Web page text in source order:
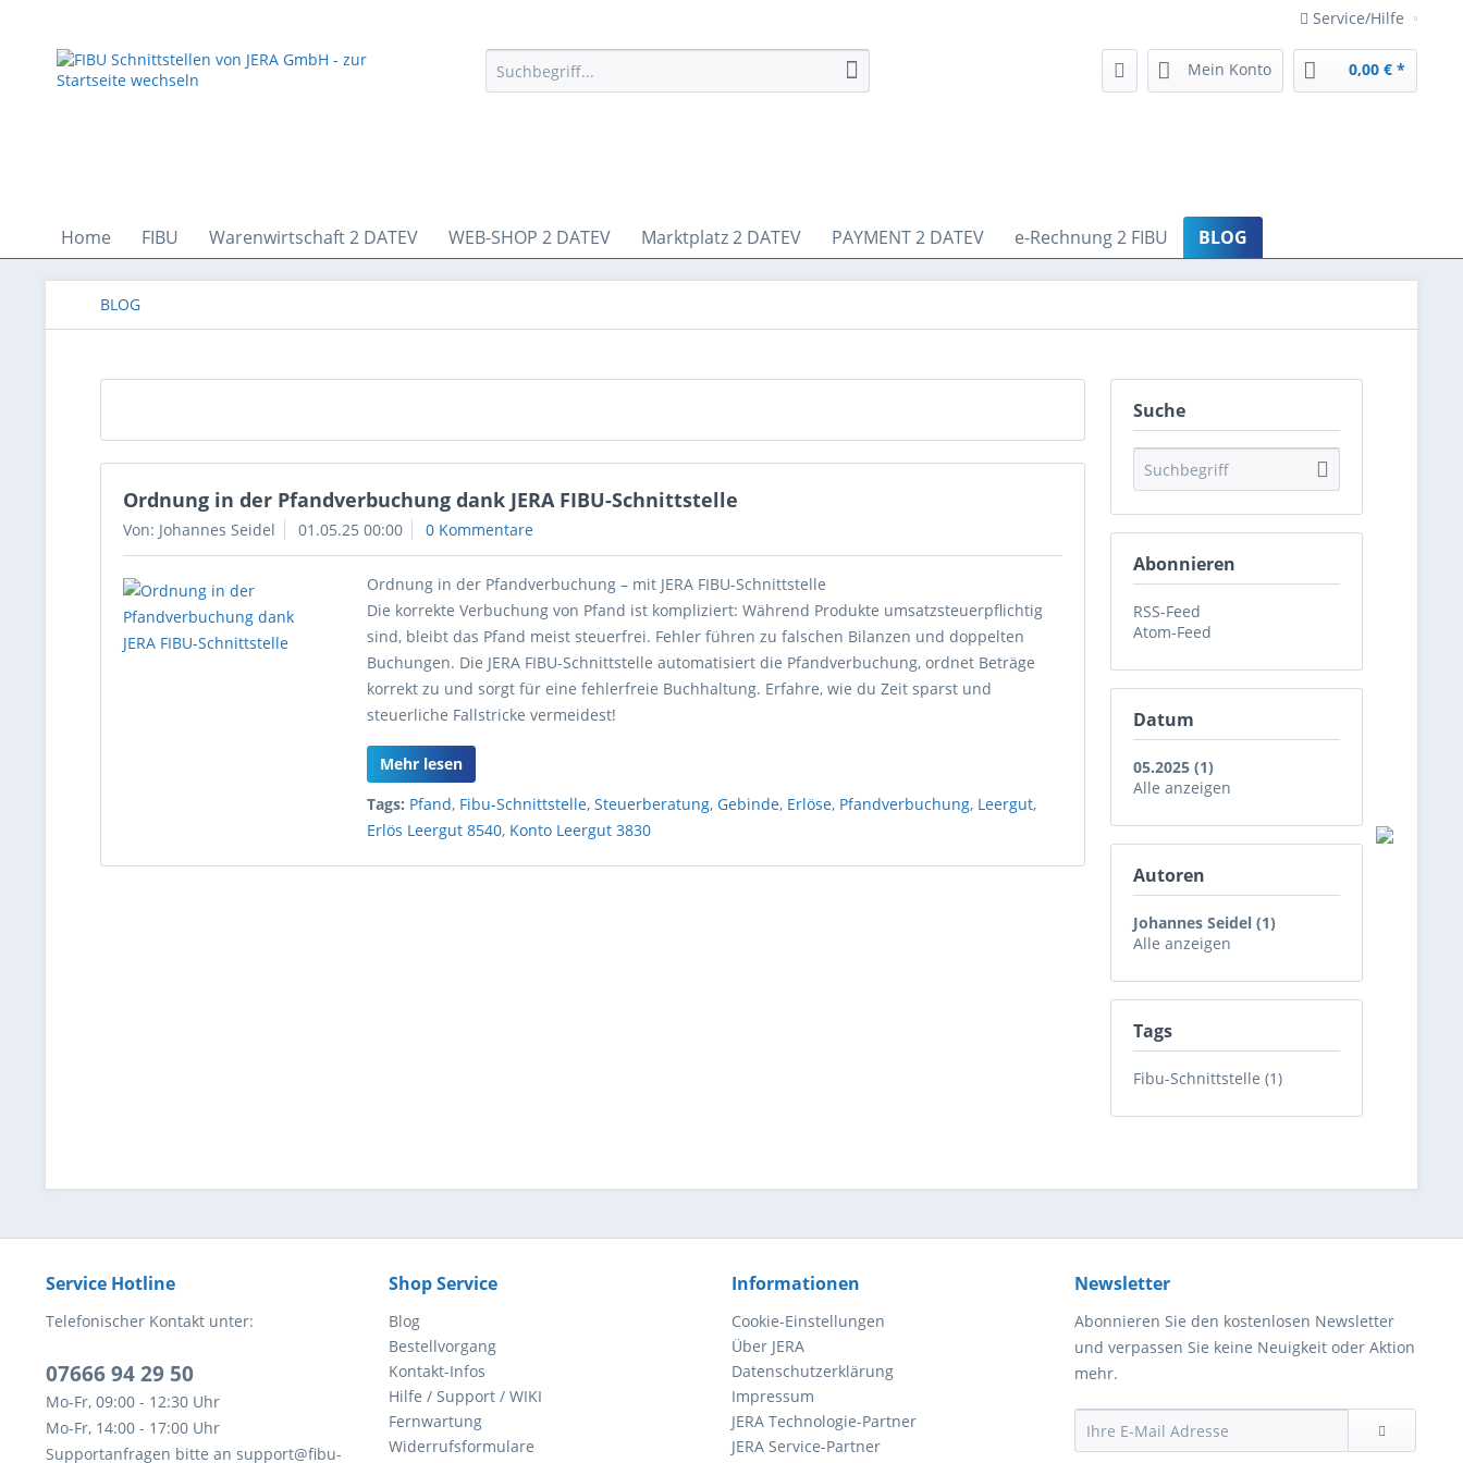
Service/Hilfe
Mein Konto 0,00 € *
Home FIBU Warenwirtschaft 2 DATEV WEB-SHOP 2 DATEV Marktplatz 2 DATEV PAYMENT 2 DATEV e-Rechnung 2 FIBU BLOG
BLOG
Suche
Abonnieren
RSS-Feed
Atom-Feed
Datum
05.2025 (1)
Alle anzeigen
Autoren
Johannes Seidel (1)
Alle anzeigen
Tags
Fibu-Schnittstelle (1)
Ordnung in der Pfandverbuchung dank JERA FIBU-Schnittstelle
Von: Johannes Seidel 01.05.25 00:00 0 Kommentare
Ordnung in der Pfandverbuchung – mit JERA FIBU-Schnittstelle
Die korrekte Verbuchung von Pfand ist kompliziert: Während Produkte umsatzsteuerpflichtig
sind, bleibt das Pfand meist steuerfrei. Fehler führen zu falschen Bilanzen und doppelten
Buchungen. Die JERA FIBU-Schnittstelle automatisiert die Pfandverbuchung, ordnet Beträge
korrekt zu und sorgt für eine fehlerfreie Buchhaltung. Erfahre, wie du Zeit sparst und
steuerliche Fallstricke vermeidest!
Mehr lesen
Tags: Pfand, Fibu-Schnittstelle,Steuerberatung,Gebinde, Erlöse, Pfandverbuchung, Leergut,
Erlös Leergut 8540, Konto Leergut 3830
Service Hotline
Telefonischer Kontakt unter:
07666 94 29 50
Mo-Fr, 09:00 - 12:30 Uhr
Mo-Fr, 14:00 - 17:00 Uhr
Supportanfragen bitte an support@fibu-
Shop Service
Blog
Bestellvorgang
Kontakt-Infos
Hilfe / Support / WIKI
Fernwartung
Widerrufsformulare
Informationen
Cookie-Einstellungen
Über JERA
Datenschutzerklärung
Impressum
JERA Technologie-Partner
JERA Service-Partner
Newsletter
Abonnieren Sie den kostenlosen Newsletter
und verpassen Sie keine Neuigkeit oder Aktion
mehr.